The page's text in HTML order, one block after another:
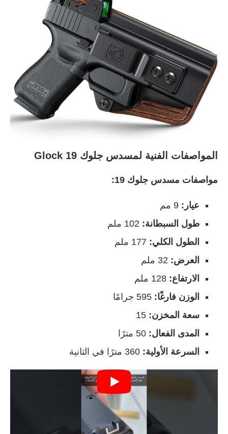
المواصفات الفنية لمسدس جلوك 19 Glock
مواصفات مسدس جلوك 19:
عيار:
طول السبطانة:
الطول الكلي:
العرض:
الارتفاع:
الوزن فارغًا:
سعة المخزن:
المدى الفعال:
السرعة الأولية: